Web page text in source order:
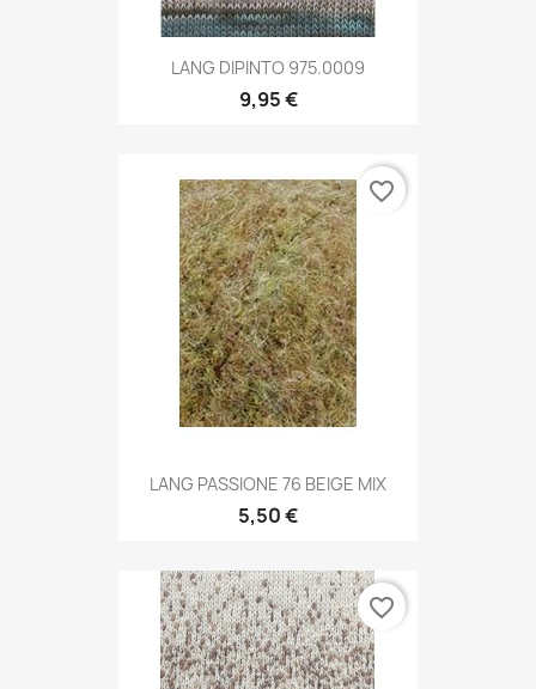
LANG DIPINTO 975.0009
9,95 €
LANG PASSIONE 76 BEIGE MIX
5,50 €
favorite_border
favorite_border